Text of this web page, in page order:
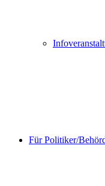
Für Politiker/